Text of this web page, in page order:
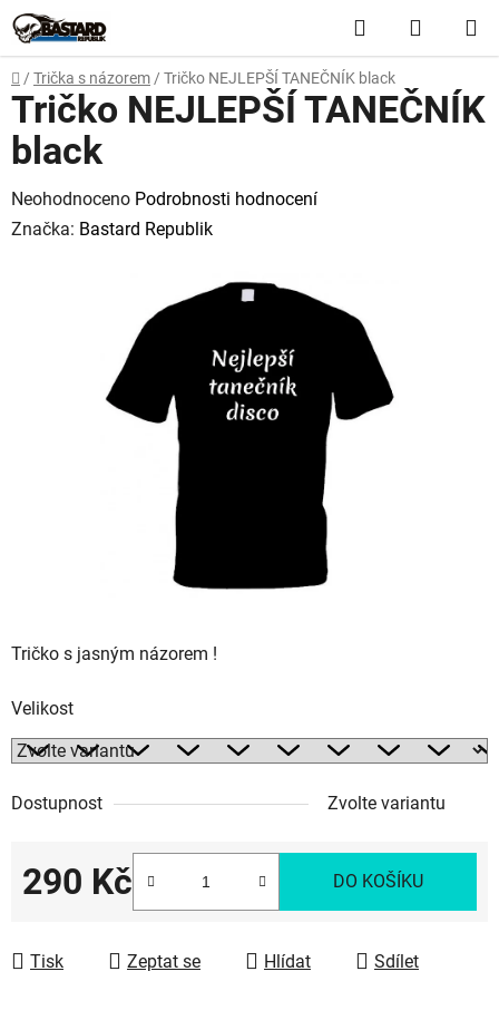
Přejít
na
obsah
Hledat
KOŠÍK
Domů
/ Trička s názorem / Tričko NEJLEPŠÍ TANEČNÍK black
Tričko s jasným názorem !
Velikost
Dostupnost Zvolte variantu
290 Kč DO KOŠÍKU
Tisk Zeptat se Hlídat Sdílet
Tričko NEJLEPŠÍ TANEČNÍK
black
Průměrné
hodnocení
Neohodnoceno Podrobnosti hodnocení
Značka: Bastard Republik